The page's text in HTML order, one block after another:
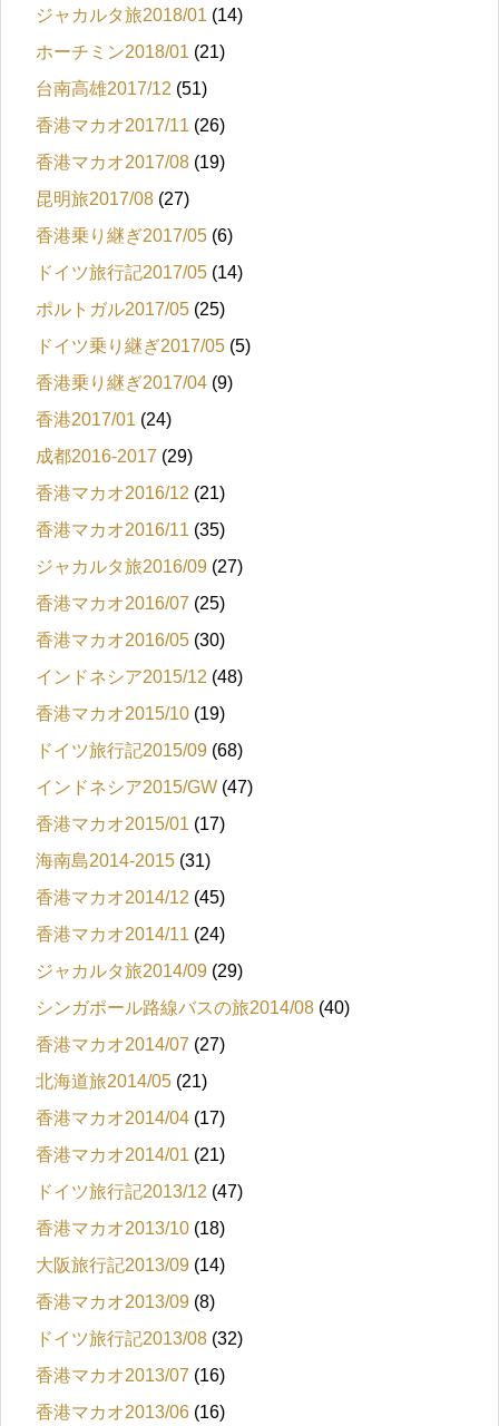
ジャカルタ旅2018/01 (14)
ホーチミン2018/01 (21)
台南高雄2017/12 (51)
香港マカオ2017/11 (26)
香港マカオ2017/08 (19)
昆明旅2017/08 (27)
香港乗り継ぎ2017/05 (6)
ドイツ旅行記2017/05 (14)
ポルトガル2017/05 (25)
ドイツ乗り継ぎ2017/05 (5)
香港乗り継ぎ2017/04 (9)
香港2017/01 (24)
成都2016-2017 (29)
香港マカオ2016/12 (21)
香港マカオ2016/11 (35)
ジャカルタ旅2016/09 (27)
香港マカオ2016/07 (25)
香港マカオ2016/05 (30)
インドネシア2015/12 (48)
香港マカオ2015/10 (19)
ドイツ旅行記2015/09 (68)
インドネシア2015/GW (47)
香港マカオ2015/01 (17)
海南島2014-2015 (31)
香港マカオ2014/12 (45)
香港マカオ2014/11 (24)
ジャカルタ旅2014/09 (29)
シンガポール路線バスの旅2014/08 (40)
香港マカオ2014/07 (27)
北海道旅2014/05 (21)
香港マカオ2014/04 (17)
香港マカオ2014/01 (21)
ドイツ旅行記2013/12 (47)
香港マカオ2013/10 (18)
大阪旅行記2013/09 (14)
香港マカオ2013/09 (8)
ドイツ旅行記2013/08 (32)
香港マカオ2013/07 (16)
香港マカオ2013/06 (16)